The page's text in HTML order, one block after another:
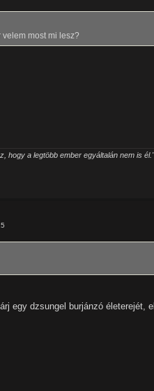
velem most mi lesz?
hogy a legtöbb ember egyáltalán nem is él."
egy dzsungel burjánzó